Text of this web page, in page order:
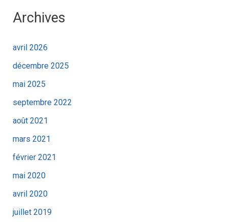
Archives
avril 2026
décembre 2025
mai 2025
septembre 2022
août 2021
mars 2021
février 2021
mai 2020
avril 2020
juillet 2019